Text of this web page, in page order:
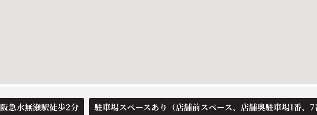
阪急水無瀬駅徒歩2分 駐車場スペースあり（店舗前スペース、店舗奥駐車場1番、7